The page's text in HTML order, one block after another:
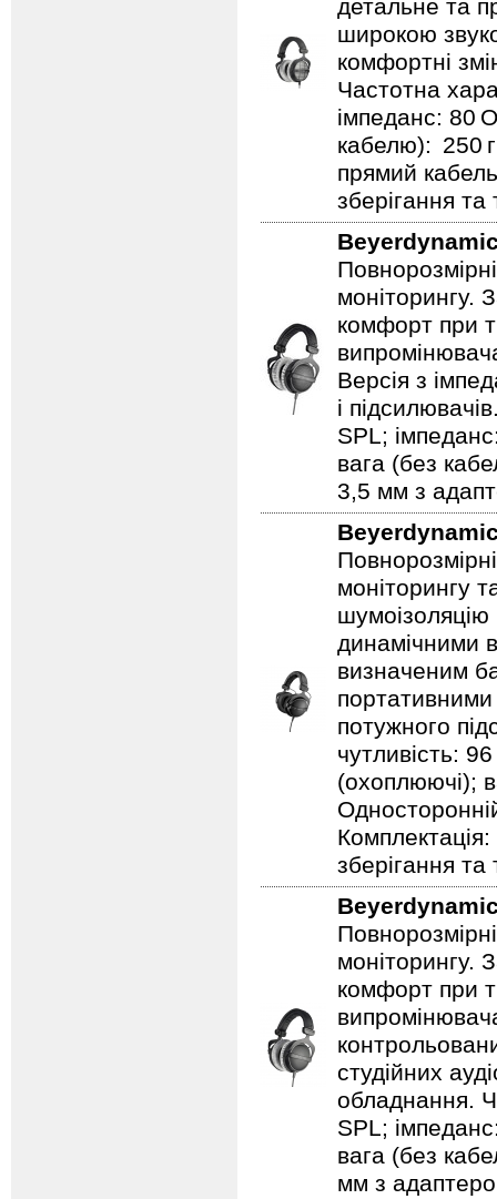
детальне та
широкою
комфортні
Частотна
імпеданс: 80
кабелю): 250
прямий
зберігання
моніторингу.
комфорт при
Версія з
і
SPL;
вага (без
3,5 мм з
моніторингу
динамічними
визначеним
потужного
чутливість:
(охоплюючі);
зберігання
моніторингу.
комфорт при
студійних
обладнання.
SPL;
вага (без
мм з